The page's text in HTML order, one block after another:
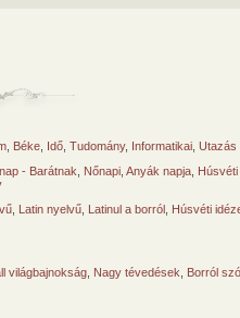
Béke Idő Tudomány, Informatikai Utazás
- Barátnak Nőnapi Anyák napja Húsvéti
Latin nyelvű Latinul a borról Húsvéti
világbajnokság Nagy tévedések Borról